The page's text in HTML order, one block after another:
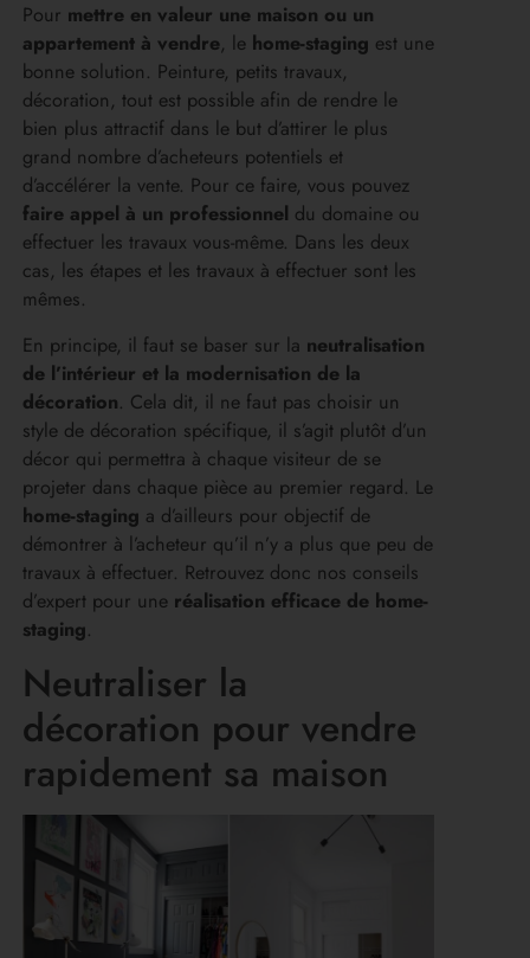
Pour mettre en valeur une maison ou un
appartement à vendre, le home-staging est une
bonne solution. Peinture, petits travaux,
décoration, tout est possible afin de rendre le
bien plus attractif dans le but d’attirer le plus
grand nombre d’acheteurs potentiels et
d’accélérer la vente. Pour ce faire, vous pouvez
faire appel à un professionnel du domaine ou
effectuer les travaux vous-même. Dans les deux
cas, les étapes et les travaux à effectuer sont les
mêmes.
En principe, il faut se baser sur la neutralisation
de l’intérieur et la modernisation de la
décoration. Cela dit, il ne faut pas choisir un
style de décoration spécifique, il s’agit plutôt d’un
décor qui permettra à chaque visiteur de se
projeter dans chaque pièce au premier regard. Le
home-staging a d’ailleurs pour objectif de
démontrer à l’acheteur qu’il n’y a plus que peu de
travaux à effectuer. Retrouvez donc nos conseils
d’expert pour une réalisation efficace de home-
staging.
Neutraliser la
décoration pour vendre
rapidement sa maison